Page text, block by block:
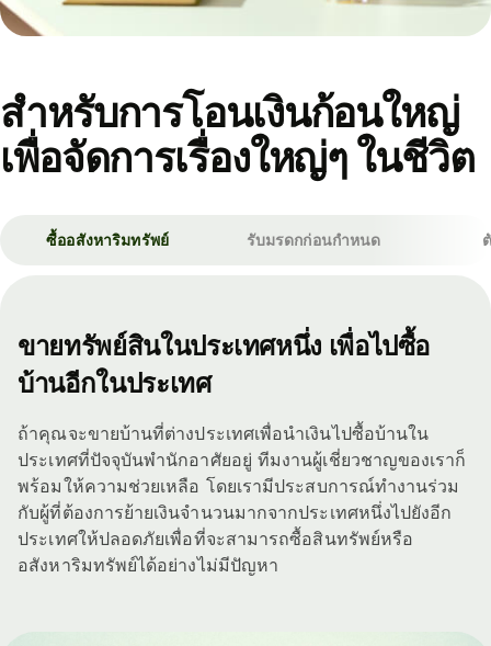
สำหรับการโอนเงินก้อนใหญ่
เพื่อจัดการเรื่องใหญ่ๆ ในชีวิต
ซื้ออสังหาริมทรัพย์ รับมรดกก่อนกำหนด
ขายทรัพย์สินในประเทศหนึ่ง เพื่อไปซื้อ
บ้านอีกในประเทศ
ถ้าคุณจะขายบ้านที่ต่างประเทศเพื่อนำเงินไปซื้อบ้านใน
ประเทศที่ปัจจุบันพำนักอาศัยอยู่ ทีมงานผู้เชี่ยวชาญของเราก็
พร้อมให้ความช่วยเหลือ โดยเรามีประสบการณ์ทำงานร่วม
กับผู้ที่ต้องการย้ายเงินจำนวนมากจากประเทศหนึ่งไปยังอีก
ประเทศให้ปลอดภัยเพื่อที่จะสามารถซื้อสินทรัพย์หรือ
อสังหาริมทรัพย์ได้อย่างไม่มีปัญหา